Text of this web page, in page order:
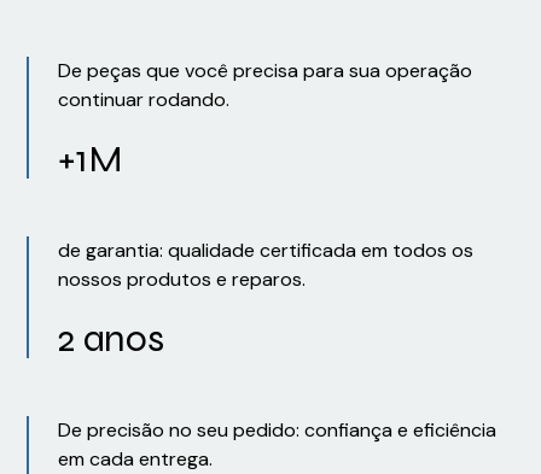
De peças que você precisa para sua operação
continuar rodando.
+1M
de garantia: qualidade certificada em todos os
nossos produtos e reparos.
2 anos
De precisão no seu pedido: confiança e eficiência
em cada entrega.